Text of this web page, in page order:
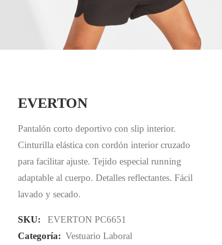
Teléfono - 931 97 40 60
WhatsApp - 634 777 310
EVERTON
Pantalón corto deportivo con slip interior.
Cinturilla elástica con cordón interior cruzado
para facilitar ajuste. Tejido especial running
adaptable al cuerpo. Detalles reflectantes. Fácil
lavado y secado.
SKU:
EVERTON PC6651
Categoría: Vestuario Laboral